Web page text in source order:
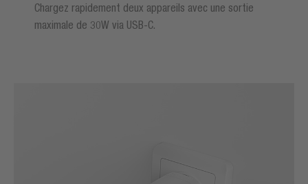
Chargez rapidement deux appareils avec une sortie
maximale de 30W via USB-C.